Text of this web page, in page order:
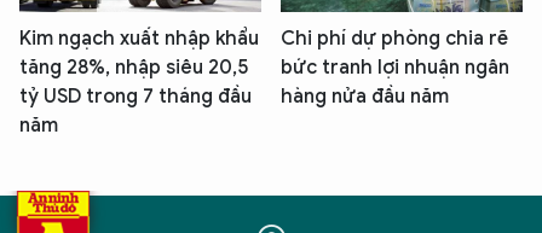
Kim ngạch xuất nhập khẩu
tăng 28%, nhập siêu 20,5
tỷ USD trong 7 tháng đầu
năm
Chi phí dự phòng chia rẽ
bức tranh lợi nhuận ngân
hàng nửa đầu năm